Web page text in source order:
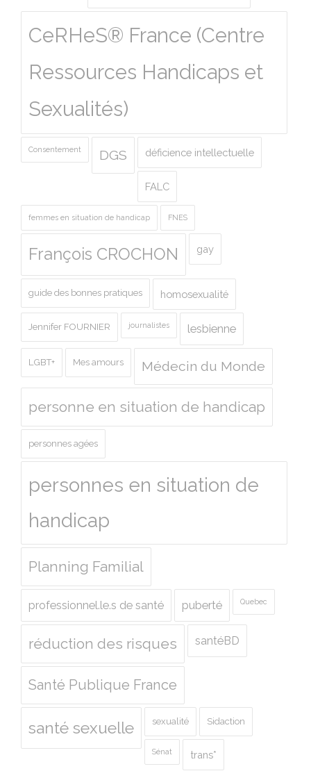
CeRHeS® France (Centre
Ressources Handicaps et
Sexualités)
Consentement DGS déficience intellectuelle
FALC
femmes en situation de handicap FNES
François CROCHON gay
guide des bonnes pratiques homosexualité
Jennifer FOURNIER journalistes lesbienne
LGBT+ Mes amours Médecin du Monde
personne en situation de handicap
personnes agées
personnes en situation de
handicap
Planning Familial
professionnel.le.s de santé puberté Quebec
réduction des risques santéBD
Santé Publique France
santé sexuelle sexualité Sidaction
Sénat trans*